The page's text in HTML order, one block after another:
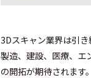
3Dスキャン業界は引き
製造、建設、医療、エ
の開拓が期待されます。